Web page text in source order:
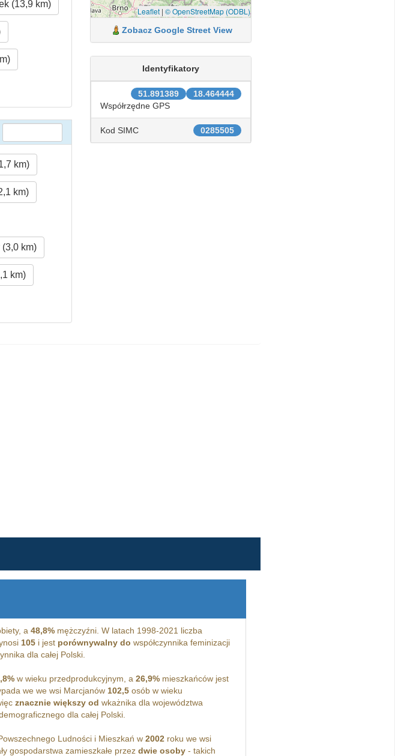
(13,9 km)
km)
km)
km)
km)
Leaflet| © OpenStreetMap (ODBL)
Zobacz Google Street View
Identyfikatory
18.464444
51.891389
Współrzędne GPS
0285505
Kod SIMC
a 48,8%mężczyźni. W latach 1998-2021 liczba
105i jest porównywalny do współczynnika feminizacji
dla całej Polski.
w wieku przedprodukcyjnym, a 26,9%mieszkańców jest
we we wsi Marcjanów 102,5osób w wieku
znacznie większy od wkażnika dla województwa
dla całej Polski.
Ludności i Mieszkań w 2002roku we wsi
gospodarstwa zamieszkałe przez dwie osoby- takich